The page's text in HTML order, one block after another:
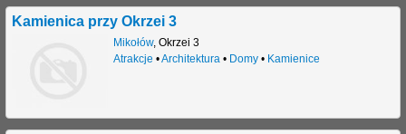
Kamienica przy Okrzei 3
Mikołów, Okrzei 3
Atrakcje •Architektura • Domy• Kamienice